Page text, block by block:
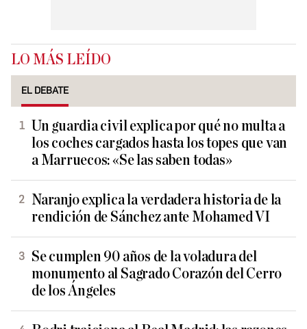
LO MÁS LEÍDO
EL DEBATE
Un guardia civil explica por qué no multa a
los coches cargados hasta los topes que van
a Marruecos: «Se las saben todas»
Naranjo explica la verdadera historia de la
rendición de Sánchez ante Mohamed VI
Se cumplen 90 años de la voladura del
monumento al Sagrado Corazón del Cerro
de los Ángeles